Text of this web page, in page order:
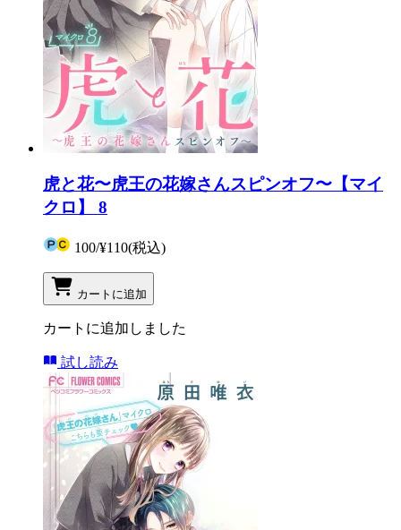
虎と花〜虎王の花嫁さんスピンオフ〜【マイ
クロ】 8
100/¥110(税込)
カートに追加
カートに追加しました
試し読み